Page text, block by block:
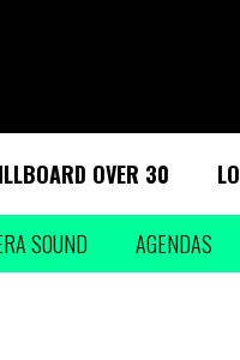
OVER 30
SOUND AGENDAS